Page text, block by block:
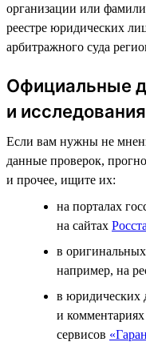
организации или
реестре юридических
арбитражного суда
Официальные
и исследования
Если вам нужны не
данные проверок,
и прочее, ищите их:
на порталах
на сайтах
в
например, на
в юридических
и
сервисов